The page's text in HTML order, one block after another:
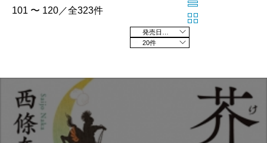
101 〜 120／全323件
20件